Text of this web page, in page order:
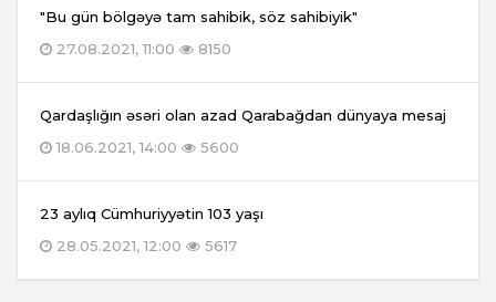
"Bu gün bölgəyə tam sahibik, söz sahibiyik"
27.08.2021, 11:00
8150
Qardaşlığın əsəri olan azad Qarabağdan dünyaya mesaj
18.06.2021, 14:00
5600
23 aylıq Cümhuriyyətin 103 yaşı
28.05.2021, 12:00
5617